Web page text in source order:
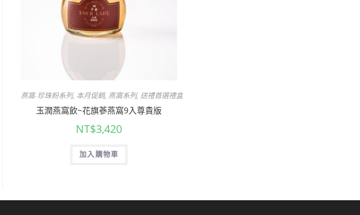
燕窩-珍珠粉系列, 本月促銷, 燕窩系列, 送禮首選禮盒專區
玉潤燕窩飲~花旗蔘燕窩9入尊貴版
NT$3,420
加入購物車